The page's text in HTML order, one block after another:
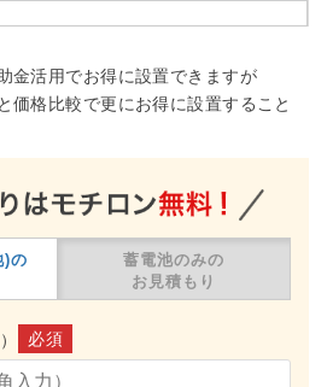
金活用でお得に設置できますが
価格比較で更にお得に設置すること
)の
蓄電池のみの
お見積もり
必須